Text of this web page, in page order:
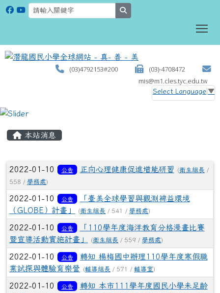
(03)4792153#200
(03)-4708472
mis@m1.cles.tyc.edu.tw
Select Language ▼
本站消息
文章列表
2022-01-10 公告 正向心理健康促進增能研習 (衛生組長 /
558 / 學務處)
2022-01-10 公告
「臺美全球學習與觀測裨益環境
（GLOBE）計畫」
(衛生組長 / 541 / 學務處)
2022-01-10 公告
「110學年度海洋教育分格漫畫比賽
暨宣導活動實施計畫」
(衛生組長 / 559 / 學務處)
2022-01-10 公告
轉知 楊梅國中辦理110學年度寒假職
業試探與體驗育樂營
(輔導組長 / 571 / 輔導室)
2022-01-10 公告
轉知 本市111學年度國民小學未足齡